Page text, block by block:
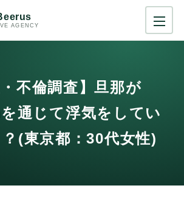
AGENCY
・不倫調査】旦那が
通じて浮気をしてい
(東京都：30代女性)